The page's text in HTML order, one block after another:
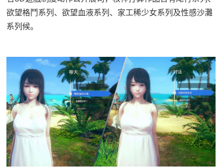
欲望格鬥系列、欲望血液系列、家工稀少女系列及性感沙灘
系列候。